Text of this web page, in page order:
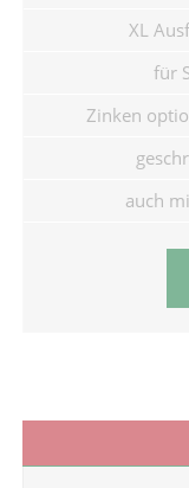
XL
für
Zinken
auch